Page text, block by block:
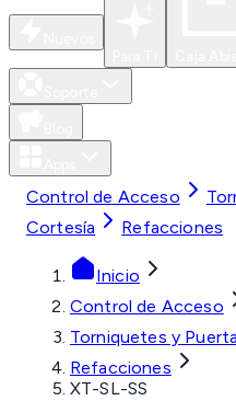
Control de Acceso
Cortesía
Refacciones
Inicio
Control de Acceso
Torniquetes y
Refacciones
XT-SL-SS